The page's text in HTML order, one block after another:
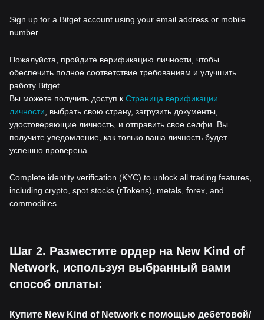
Sign up for a Bitget account using your email address or mobile
number.
Пожалуйста, пройдите верификацию личности, чтобы
обеспечить полное соответствие требованиям и улучшить
работу Bitget.
Вы можете получить доступ к Страница верификации
личности , выбрать свою страну, загрузить документы,
удостоверяющие личность, и отправить свое селфи. Вы
получите уведомление, как только ваша личность будет
успешно проверена.
Complete identity verification (KYC) to unlock all trading features,
including crypto, spot stocks (rTokens), metals, forex, and
commodities.
Шаг 2. Разместите ордер на New Kind of
Network, используя выбранный вами
способ оплаты:
Купите New Kind of Network с помощью дебетовой/